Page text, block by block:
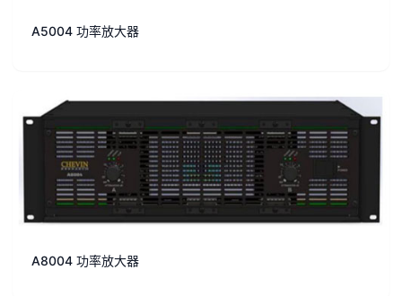
A5004 功率放大器
A8004 功率放大器